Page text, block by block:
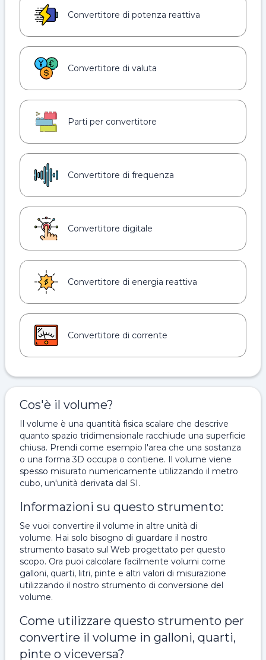
Convertitore di potenza reattiva
Convertitore di valuta
Parti per convertitore
Convertitore di frequenza
Convertitore digitale
Convertitore di energia reattiva
Convertitore di corrente
Cos'è il volume?
Il volume è una quantità fisica scalare che descrive
quanto spazio tridimensionale racchiude una superficie
chiusa. Prendi come esempio l'area che una sostanza
o una forma 3D occupa o contiene. Il volume viene
spesso misurato numericamente utilizzando il metro
cubo, un'unità derivata dal SI.
Informazioni su questo strumento:
Se vuoi convertire il volume in altre unità di
volume. Hai solo bisogno di guardare il nostro
strumento basato sul Web progettato per questo
scopo. Ora puoi calcolare facilmente volumi come
galloni, quarti, litri, pinte e altri valori di misurazione
utilizzando il nostro strumento di conversione del
volume.
Come utilizzare questo strumento per
convertire il volume in galloni, quarti,
pinte o viceversa?